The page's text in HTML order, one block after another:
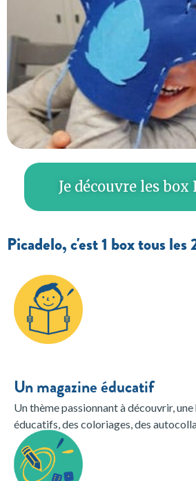
Je découvre les box
Picadelo, c'est 1 box tous les
Un magazine éducatif
Un thème passionnant à découvrir,
éducatifs, des coloriages, des